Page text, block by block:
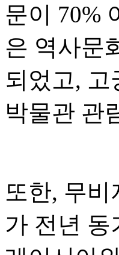
문이 70%
은 역사문
되었고,
박물관 관
또한, 무
가 전년 동